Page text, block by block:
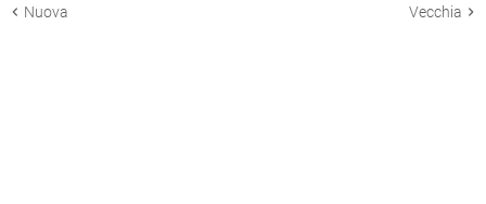
Nuova Vecchia